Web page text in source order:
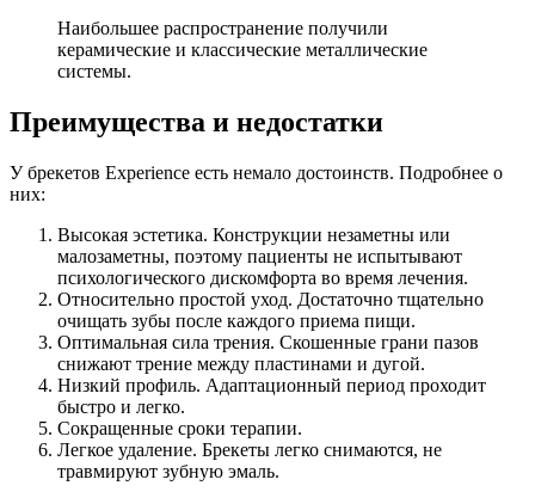
Наибольшее распространение получили
керамические и классические металлические
системы.
Преимущества и недостатки
У брекетов Experience есть немало достоинств. Подробнее о
них:
Высокая эстетика. Конструкции незаметны или
малозаметны, поэтому пациенты не испытывают
психологического дискомфорта во время лечения.
Относительно простой уход. Достаточно тщательно
очищать зубы после каждого приема пищи.
Оптимальная сила трения. Скошенные грани пазов
снижают трение между пластинами и дугой.
Низкий профиль. Адаптационный период проходит
быстро и легко.
Сокращенные сроки терапии.
Легкое удаление. Брекеты легко снимаются, не
травмируют зубную эмаль.